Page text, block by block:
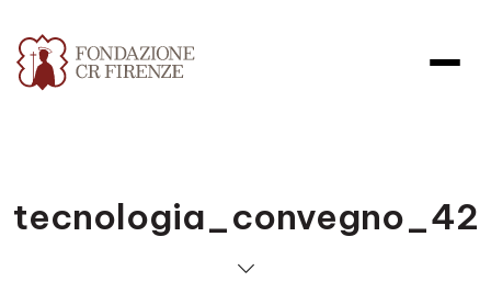
tecnologia_convegno_42